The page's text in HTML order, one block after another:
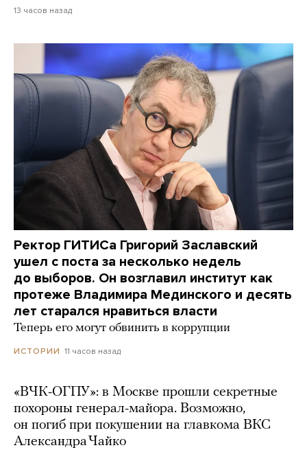
13 часов назад
Ректор ГИТИСа Григорий Заславский
ушел с поста за несколько недель
до выборов. Он возглавил институт как
протеже Владимира Мединского и десять
лет старался нравиться власти
Теперь его могут обвинить в коррупции
ИСТОРИИ 11 часов назад
«ВЧК-ОГПУ»: в Москве прошли секретные
похороны генерал-майора. Возможно,
он погиб при покушении на главкома ВКС
Александра Чайко